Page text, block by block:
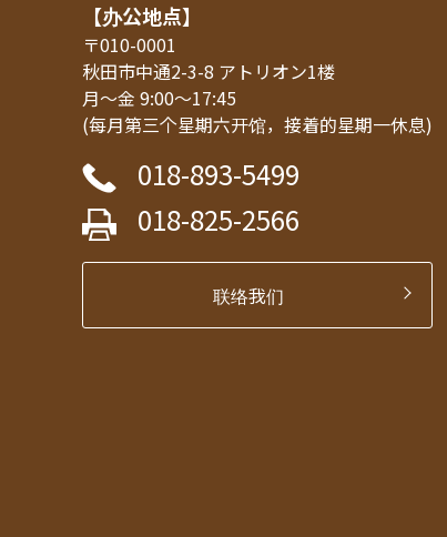
【办公地点】
〒010-0001
秋田市中通2-3-8 アトリオン1楼
月～金 9:00～17:45
(每月第三个星期六开馆，接着的星期一休息)
018-893-5499
018-825-2566
联络我们